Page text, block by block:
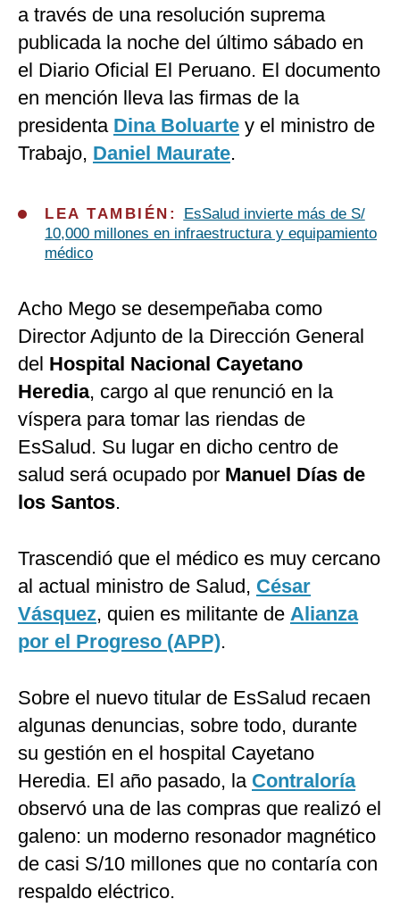
a través de una resolución suprema
publicada la noche del último sábado en
el Diario Oficial El Peruano. El documento
en mención lleva las firmas de la
presidenta Dina Boluarte y el ministro de
Trabajo, Daniel Maurate.
LEA TAMBIÉN:
EsSalud invierte más de S/
10,000 millones en infraestructura y equipamiento
médico
Acho Mego se desempeñaba como
Director Adjunto de la Dirección General
del Hospital Nacional Cayetano
Heredia, cargo al que renunció en la
víspera para tomar las riendas de
EsSalud. Su lugar en dicho centro de
salud será ocupado por Manuel Días de
los Santos.
Trascendió que el médico es muy cercano
al actual ministro de Salud, César
Vásquez, quien es militante de Alianza
por el Progreso (APP).
Sobre el nuevo titular de EsSalud recaen
algunas denuncias, sobre todo, durante
su gestión en el hospital Cayetano
Heredia. El año pasado, la Contraloría
observó una de las compras que realizó el
galeno: un moderno resonador magnético
de casi S/10 millones que no contaría con
respaldo eléctrico.